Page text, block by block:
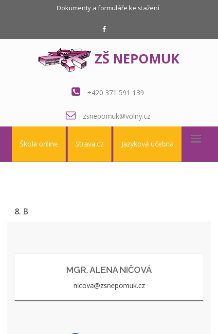
Dokumenty a formuláře ke stažení
ZŠ NEPOMUK
+420 371 591 139
zsnepomuk@volny.cz
Škola online Strava.cz Jazyková učebna
8. B
MGR. ALENA NIČOVÁ
nicova@zsnepomuk.cz